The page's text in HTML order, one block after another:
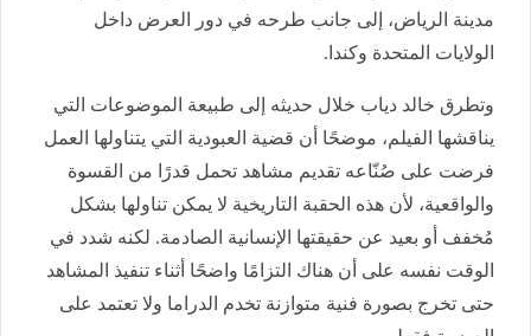
مدينة الرياض، إلى جانب طرحه في دور العرض داخل
الولايات المتحدة وكندا.
وتطرق خالد دياب خلال حديثه إلى طبيعة الموضوعات التي
يناقشها الفيلم، موضحًا أن قضية العبودية التي يتناولها العمل
فرضت على صُنّاعه تقديم مشاهد تحمل قدرًا من القسوة
والواقعية، لأن هذه الحقبة التاريخية لا يمكن تناولها بشكل
مُخفف أو بعيد عن حقيقتها الإنسانية الصادمة. لكنه شدد في
الوقت نفسه على أن هناك التزامًا واضحًا أثناء تنفيذ المشاهد
حتى تخرج بصورة فنية متوازنة تخدم الدراما ولا تعتمد على